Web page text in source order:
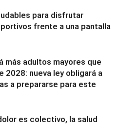
para disfrutar
frente a una pantalla
más adultos mayores que
2028: nueva ley obligará a
a prepararse para este
es colectivo, la salud